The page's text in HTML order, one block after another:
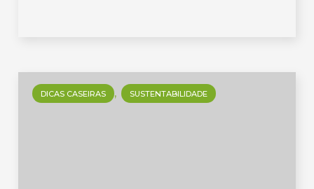
DICAS CASEIRAS SUSTENTABILIDADE